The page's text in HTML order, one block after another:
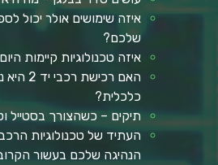
איזה שימושים אולר יכול
שלכם?
איזה טכנולוגיות קיימות
האם
כלכלית?
תיקים – כשהצורך בסטייל
העתיד של טכנולוגיות
הנהיגה שלכם בעשור